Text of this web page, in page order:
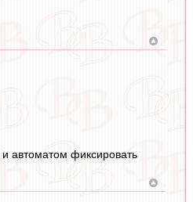
автоматом фиксировать